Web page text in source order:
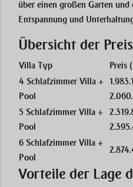
über einen großen Garten
Entspannung und
Übersicht der
Villa Typ Preis
4 Schlafzimmer Villa +
Pool
5 Schlafzimmer Villa +
Pool
6 Schlafzimmer Villa +
Pool
Vorteile der Lage